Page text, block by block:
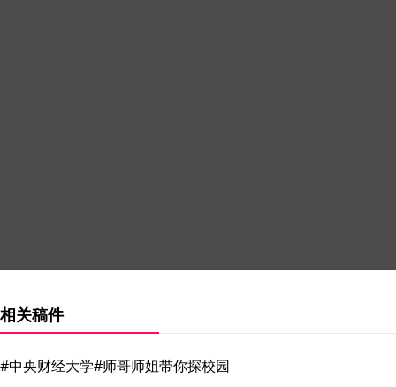
相关稿件
#中央财经大学#师哥师姐带你探校园